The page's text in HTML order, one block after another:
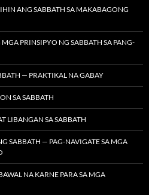
ANG SABBATH SA MAKABAGONG
PRINSIPYO NG SABBATH SA PANG-
— PRAKTIKAL NA GABAY
SA SABBATH
LIBANGAN SA SABBATH
SABBATH — PAG-NAVIGATE SA MGA
NA KARNE PARA SA MGA